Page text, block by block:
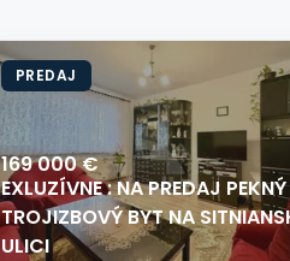
PREDAJ
169 000 €
EXLUZÍVNE : NA PREDAJ PEKNÝ
TROJIZBOVÝ BYT NA
ULICI